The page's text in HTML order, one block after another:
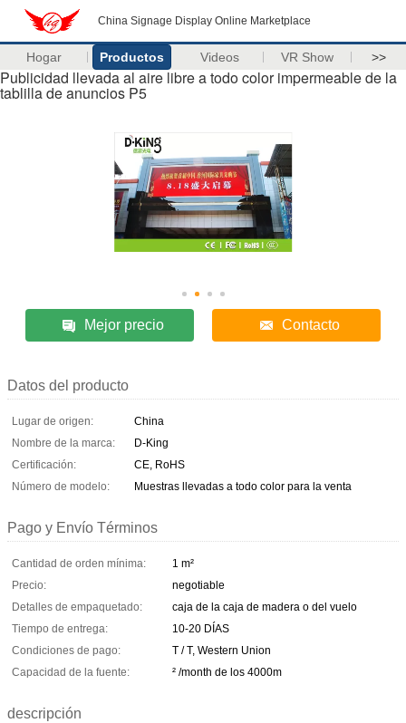
China Signage Display Online Marketplace
Hogar Productos Videos VR Show >>
Publicidad llevada al aire libre a todo color impermeable de la
tablilla de anuncios P5
Mejor precio Contacto
Datos del producto
Lugar de origen:
China
Nombre de la marca:
D-King
Certificación:
CE, RoHS
Número de modelo:
Muestras llevadas a todo color para la venta
Pago y Envío Términos
Cantidad de orden mínima:
1 m²
Precio:
negotiable
Detalles de empaquetado:
caja de la caja de madera o del vuelo
Tiempo de entrega:
10-20 DÍAS
Condiciones de pago:
T / T, Western Union
Capacidad de la fuente:
² /month de los 4000m
descripción